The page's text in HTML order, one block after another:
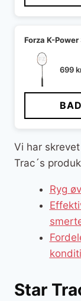
Forza K-
699
Vi har
Trac´s
Ryg
Star